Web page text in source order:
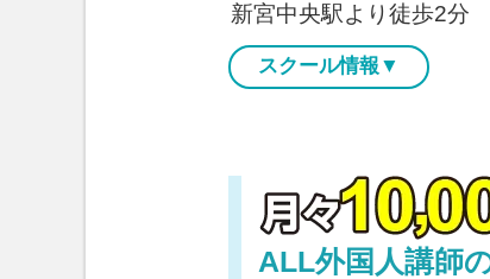
新宮中央駅より徒歩2分
スクール情報▼
ALL外国人講師